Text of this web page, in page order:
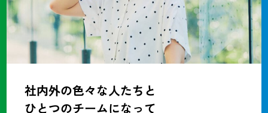
社内外の色々な人たちと
ひとつのチームになって